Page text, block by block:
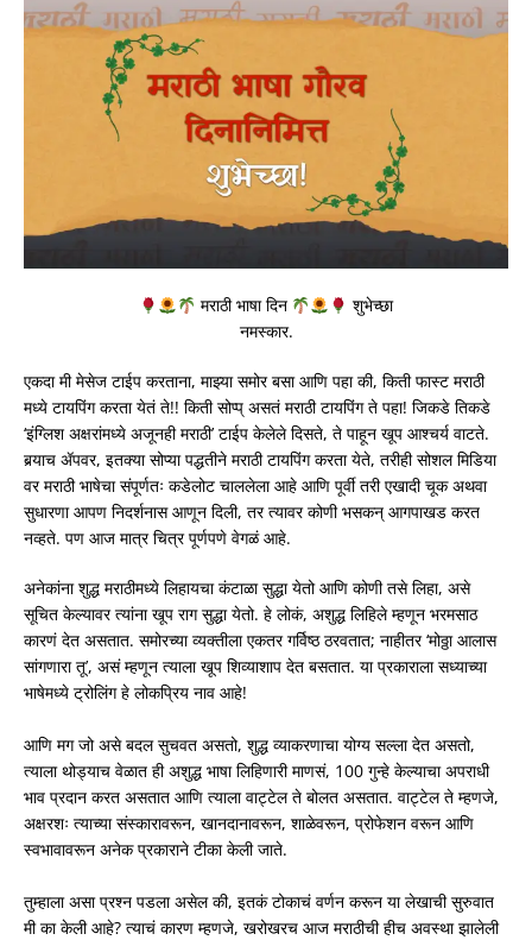
मराठी भाषा दिन
शुभेच्छा
नमस्कार.
एकदा मी मेसेज टाईप करताना, माझ्या समोर बसा आणि पहा की, किती फास्ट मराठी
मध्ये टायपिंग करता येतं ते!! किती सोप्प् असतं मराठी टायपिंग ते पहा! जिकडे तिकडे
‘इंग्लिश अक्षरांमध्ये अजूनही मराठी’ टाईप केलेले दिसते, ते पाहून खूप आश्चर्य वाटते.
बर्‍याच ॲपवर, इतक्या सोप्या पद्धतीने मराठी टायपिंग करता येते, तरीही सोशल मिडिया
वर मराठी भाषेचा संपूर्णतः कडेलोट चाललेला आहे आणि पूर्वी तरी एखादी चूक अथवा
सुधारणा आपण निदर्शनास आणून दिली, तर त्यावर कोणी भसकन् आगपाखड करत
नव्हते. पण आज मात्र चित्र पूर्णपणे वेगळं आहे.
अनेकांना शुद्ध मराठीमध्ये लिहायचा कंटाळा सुद्धा येतो आणि कोणी तसे लिहा, असे
सूचित केल्यावर त्यांना खूप राग सुद्धा येतो. हे लोकं, अशुद्ध लिहिले म्हणून भरमसाठ
कारणं देत असतात. समोरच्या व्यक्तीला एकतर गर्विष्ठ ठरवतात; नाहीतर ‘मोठ्ठा आलास
सांगणारा तू’, असं म्हणून त्याला खूप शिव्याशाप देत बसतात. या प्रकाराला सध्याच्या
भाषेमध्ये ट्रोलिंग हे लोकप्रिय नाव आहे!
आणि मग जो असे बदल सुचवत असतो, शुद्ध व्याकरणाचा योग्य सल्ला देत असतो,
त्याला थोड्याच वेळात ही अशुद्ध भाषा लिहिणारी माणसं, 100 गुन्हे केल्याचा अपराधी
भाव प्रदान करत असतात आणि त्याला वाट्टेल ते बोलत असतात. वाट्टेल ते म्हणजे,
अक्षरशः त्याच्या संस्कारावरून, खानदानावरून, शाळेवरून, प्रोफेशन वरून आणि
स्वभावावरून अनेक प्रकाराने टीका केली जाते.
तुम्हाला असा प्रश्न पडला असेल की, इतकं टोकाचं वर्णन करून या लेखाची सुरुवात
मी का केली आहे? त्याचं कारण म्हणजे, खरोखरच आज मराठीची हीच अवस्था झालेली